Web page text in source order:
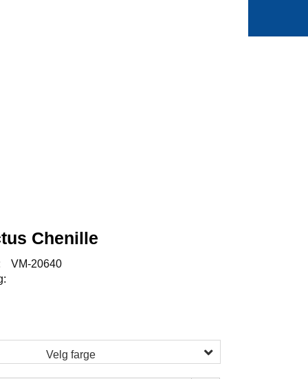
Chenille
VM-20640
Velg farge